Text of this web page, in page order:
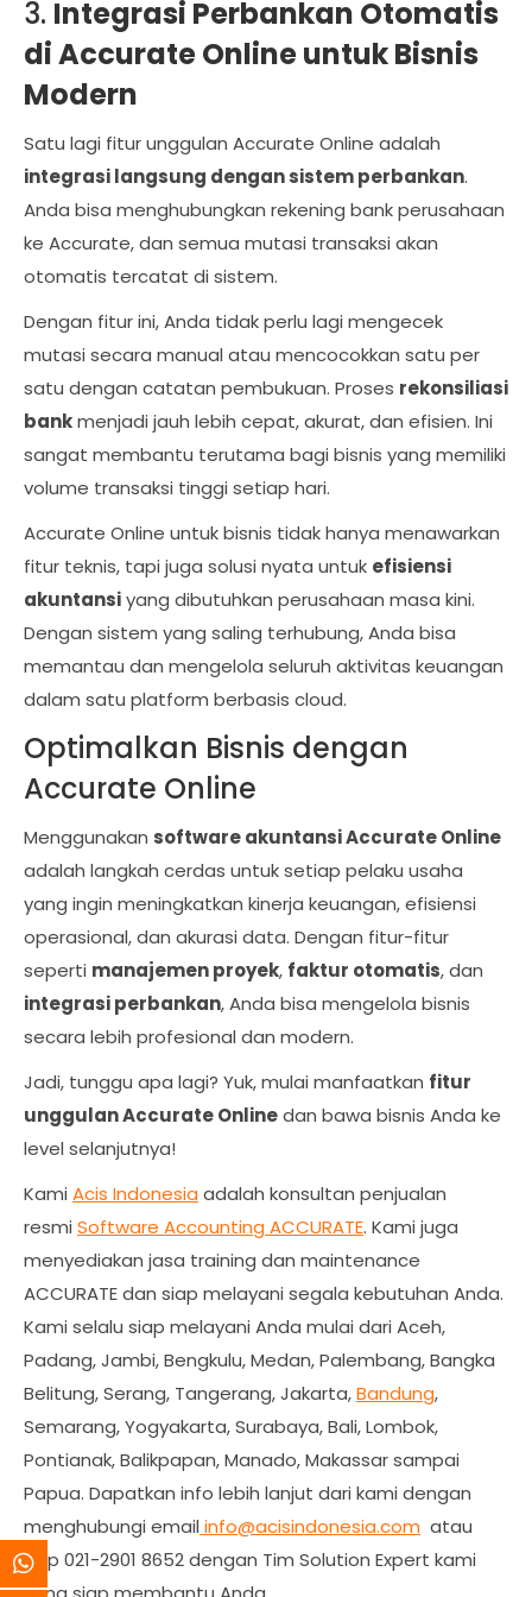
3. Integrasi Perbankan Otomatis
di Accurate Online untuk Bisnis
Modern
Satu lagi fitur unggulan Accurate Online adalah
integrasi langsung dengan sistem perbankan.
Anda bisa menghubungkan rekening bank perusahaan
ke Accurate, dan semua mutasi transaksi akan
otomatis tercatat di sistem.
Dengan fitur ini, Anda tidak perlu lagi mengecek
mutasi secara manual atau mencocokkan satu per
satu dengan catatan pembukuan. Proses rekonsiliasi
bankmenjadi jauh lebih cepat, akurat, dan efisien. Ini
sangat membantu terutama bagi bisnis yang memiliki
volume transaksi tinggi setiap hari.
Accurate Online untuk bisnis tidak hanya menawarkan
fitur teknis, tapi juga solusi nyata untuk efisiensi
akuntansiyang dibutuhkan perusahaan masa kini.
Dengan sistem yang saling terhubung, Anda bisa
memantau dan mengelola seluruh aktivitas keuangan
dalam satu platform berbasis cloud.
Optimalkan Bisnis dengan
Accurate Online
Menggunakan software akuntansi Accurate Online
adalah langkah cerdas untuk setiap pelaku usaha
yang ingin meningkatkan kinerja keuangan, efisiensi
operasional, dan akurasi data. Dengan fitur-fitur
seperti manajemen proyek, faktur otomatis, dan
integrasi perbankan, Anda bisa mengelola bisnis
secara lebih profesional dan modern.
Jadi, tunggu apa lagi? Yuk, mulai manfaatkan fitur
unggulan Accurate Onlinedan bawa bisnis Anda ke
level selanjutnya!
Kami Acis Indonesia adalah konsultan penjualan
resmi Software Accounting ACCURATE. Kami juga
menyediakan jasa training dan maintenance
ACCURATE dan siap melayani segala kebutuhan Anda.
Kami selalu siap melayani Anda mulai dari Aceh,
Padang, Jambi, Bengkulu, Medan, Palembang, Bangka
Belitung, Serang, Tangerang, Jakarta,Bandung,
Semarang, Yogyakarta, Surabaya, Bali, Lombok,
Pontianak, Balikpapan, Manado, Makassar sampai
Papua. Dapatkan info lebih lanjut dari kami dengan
menghubungi email info@acisindonesia.com atau
telp 021-2901 8652 dengan Tim Solution Expert kami